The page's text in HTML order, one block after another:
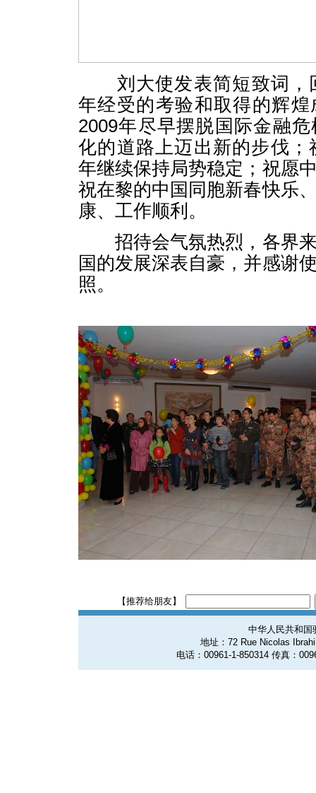
刘大使发表简短致词，
年经受的考验和取得的辉
2009年尽早摆脱国际金融
化的道路上迈出新的步伐；
年继续保持局势稳定；祝愿
祝在黎的中国同胞新春快乐
康、工作顺利。
招待会气氛热烈，各界
国的发展深表自豪，并感谢
照。
【推荐给朋友】
中华人民共和国
地址：72 Rue Nicolas
电话：00961-1-850314 传真：